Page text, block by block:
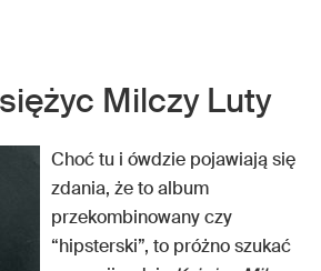
Milczy Luty
Choć tu i ówdzie pojawiają się
zdania, że to album
przekombinowany czy
“hipsterski”, to próżno szukać